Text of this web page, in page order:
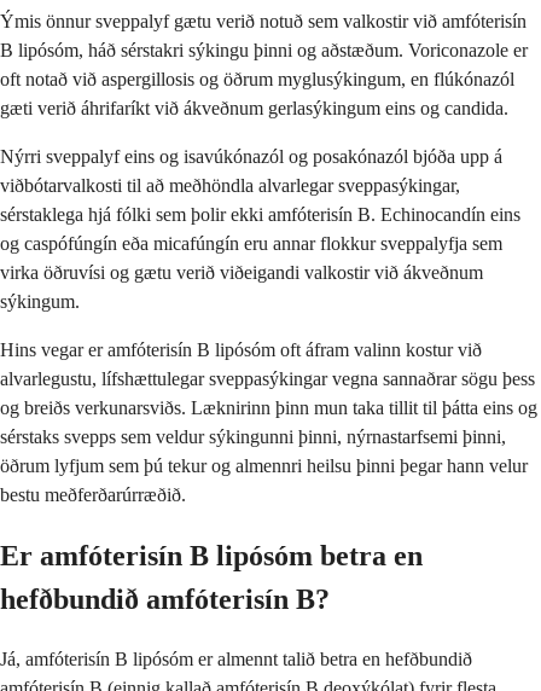
Ýmis önnur sveppalyf gætu verið notuð sem valkostir við amfóterisín
B lipósóm, háð sérstakri sýkingu þinni og aðstæðum. Voriconazole er
oft notað við aspergillosis og öðrum myglusýkingum, en flúkónazól
gæti verið áhrifaríkt við ákveðnum gerlasýkingum eins og candida.
Nýrri sveppalyf eins og isavúkónazól og posakónazól bjóða upp á
viðbótarvalkosti til að meðhöndla alvarlegar sveppasýkingar,
sérstaklega hjá fólki sem þolir ekki amfóterisín B. Echinocandín eins
og caspófúngín eða micafúngín eru annar flokkur sveppalyfja sem
virka öðruvísi og gætu verið viðeigandi valkostir við ákveðnum
sýkingum.
Hins vegar er amfóterisín B lipósóm oft áfram valinn kostur við
alvarlegustu, lífshættulegar sveppasýkingar vegna sannaðrar sögu þess
og breiðs verkunarsviðs. Læknirinn þinn mun taka tillit til þátta eins og
sérstaks svepps sem veldur sýkingunni þinni, nýrnastarfsemi þinni,
öðrum lyfjum sem þú tekur og almennri heilsu þinni þegar hann velur
bestu meðferðarúrræðið.
Er amfóterisín B lipósóm betra en
hefðbundið amfóterisín B?
Já, amfóterisín B lipósóm er almennt talið betra en hefðbundið